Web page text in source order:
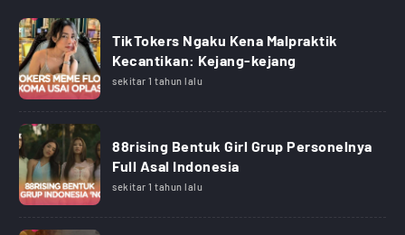
TikTokers Ngaku Kena Malpraktik
Kecantikan: Kejang-kejang
sekitar 1 tahun lalu
88rising Bentuk Girl Grup Personelnya
Full Asal Indonesia
sekitar 1 tahun lalu